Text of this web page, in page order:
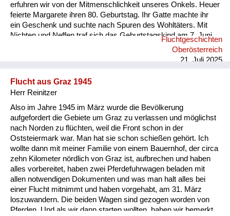
erfuhren wir von der Mitmenschlichkeit unseres Onkels. Heuer
feierte Margarete ihren 80. Geburtstag. Ihr Gatte machte ihr
ein Geschenk und suchte nach Spuren des Wohltäters. Mit
Nichten und Neffen traf sich das Geburtstagskind am 7. Juni
2025 an dessen Grab (Pfarre Rannariedl, Pühret 4143
Fluchtgeschichten
Oberösterreich
21. Juli 2025
Flucht aus Graz 1945
Herr Reinitzer
Also im Jahre 1945 im März wurde die Bevölkerung
aufgefordert die Gebiete um Graz zu verlassen und möglichst
nach Norden zu flüchten, weil die Front schon in der
Oststeiermark war. Man hat sie schon schießen gehört. Ich
wollte dann mit meiner Familie von einem Bauernhof, der circa
zehn Kilometer nördlich von Graz ist, aufbrechen und haben
alles vorbereitet, haben zwei Pferdefuhrwagen beladen mit
allen notwendigen Dokumenten und was man halt alles bei
einer Flucht mitnimmt und haben vorgehabt, am 31. März
loszuwandern. Die beiden Wagen sind gezogen worden von
Pferden. Und als wir dann starten wollten, haben wir bemerkt,